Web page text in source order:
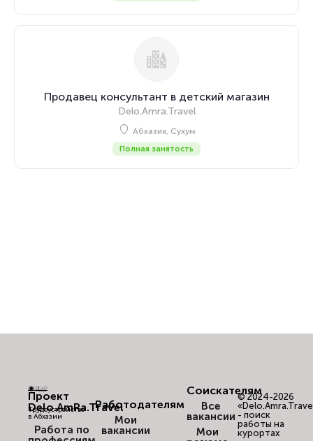
Продавец консультант в детский магазин
Delo.Amra.Travel
Абхазия, Сухум
Полная занятость
Проект
Delo.AmRa.Travel
Трудоустройство
в Абхазии
Работа по
Работодателям
Мои
вакансии
Соискателям
Все
вакансии
Мои
© 2024-2026
- поиск
работы на
курортах